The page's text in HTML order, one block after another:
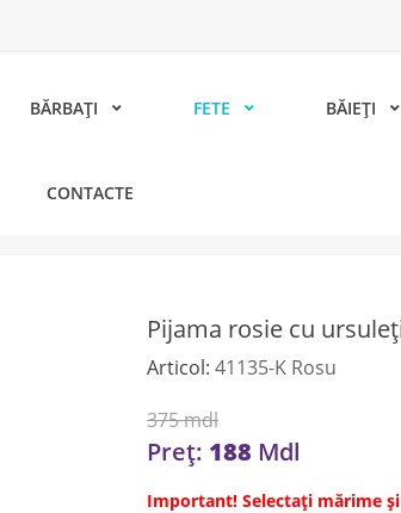
BĂRBAȚI FETE BĂIEȚI
CONTACTE
Pijama rosie cu
Articol: 41135-K Rosu
375mdl
Preț: 188 Mdl
Important! Selectați mărime